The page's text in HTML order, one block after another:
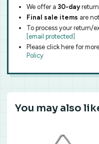
We offer a 30-day
Final sale items are
To process your return/
[email protected]
Please click here for
Policy
You may also